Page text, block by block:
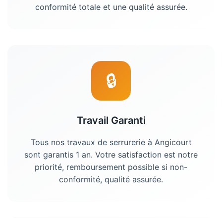
conformité totale et une qualité assurée.
🔒
Travail Garanti
Tous nos travaux de serrurerie à Angicourt
sont garantis 1 an. Votre satisfaction est notre
priorité, remboursement possible si non-
conformité, qualité assurée.